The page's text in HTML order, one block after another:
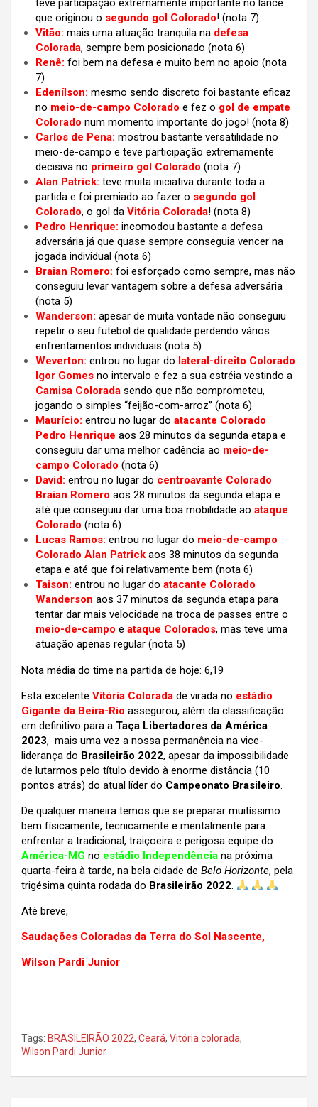
teve participação extremamente importante no lance
que originou o segundo gol Colorado! (nota 7)
Vitão: mais uma atuação tranquila na defesa
Colorada, sempre bem posicionado (nota 6)
Renê: foi bem na defesa e muito bem no apoio (nota
7)
Edenílson: mesmo sendo discreto foi bastante eficaz
no meio-de-campo Colorado e fez o gol de empate
Colorado num momento importante do jogo! (nota 8)
Carlos de Pena: mostrou bastante versatilidade no
meio-de-campo e teve participação extremamente
decisiva no primeiro gol Colorado (nota 7)
Alan Patrick: teve muita iniciativa durante toda a
partida e foi premiado ao fazer o segundo gol
Colorado, o gol da Vitória Colorada! (nota 8)
Pedro Henrique: incomodou bastante a defesa
adversária já que quase sempre conseguia vencer na
jogada individual (nota 6)
Braian Romero: foi esforçado como sempre, mas não
conseguiu levar vantagem sobre a defesa adversária
(nota 5)
Wanderson: apesar de muita vontade não conseguiu
repetir o seu futebol de qualidade perdendo vários
enfrentamentos individuais (nota 5)
Weverton: entrou no lugar do lateral-direito Colorado
Igor Gomes no intervalo e fez a sua estréia vestindo a
Camisa Colorada sendo que não comprometeu,
jogando o simples “feijão-com-arroz” (nota 6)
Maurício: entrou no lugar do atacante Colorado
Pedro Henrique aos 28 minutos da segunda etapa e
conseguiu dar uma melhor cadência ao meio-de-
campo Colorado (nota 6)
David: entrou no lugar do centroavante Colorado
Braian Romero aos 28 minutos da segunda etapa e
até que conseguiu dar uma boa mobilidade ao ataque
Colorado (nota 6)
Lucas Ramos: entrou no lugar do meio-de-campo
Colorado Alan Patrick aos 38 minutos da segunda
etapa e até que foi relativamente bem (nota 6)
Taison: entrou no lugar do atacante Colorado
Wanderson aos 37 minutos da segunda etapa para
tentar dar mais velocidade na troca de passes entre o
meio-de-campo e ataque Colorados, mas teve uma
atuação apenas regular (nota 5)
Nota média do time na partida de hoje: 6,19
Esta excelente Vitória Colorada de virada no estádio
Gigante da Beira-Rio assegurou, além da classificação
em definitivo para a Taça Libertadores da América
2023, mais uma vez a nossa permanência na vice-
liderança do Brasileirão 2022, apesar da impossibilidade
de lutarmos pelo título devido à enorme distância (10
pontos atrás) do atual líder do Campeonato Brasileiro.
De qualquer maneira temos que se preparar muitíssimo
bem físicamente, tecnicamente e mentalmente para
enfrentar a tradicional, traiçoeira e perigosa equipe do
América-MG no estádio Independência na próxima
quarta-feira à tarde, na bela cidade de Belo Horizonte, pela
trigésima quinta rodada do Brasileirão 2022.
Até breve,
Saudações Coloradas da Terra do Sol Nascente,
Wilson Pardi Junior
Tags: BRASILEIRÃO 2022, Ceará, Vitória colorada,
Wilson Pardi Junior